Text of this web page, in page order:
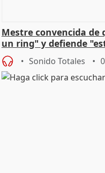
Mestre convencida de
un ring" y defiende
Vox
Sonido Totales